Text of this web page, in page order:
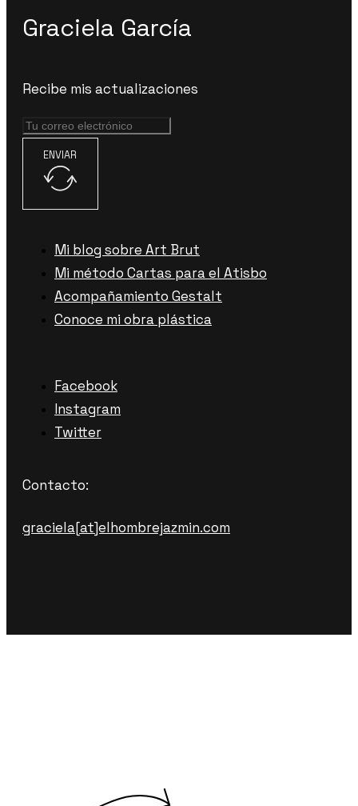
Graciela García
Recibe mis actualizaciones
ENVIAR
Mi blog sobre Art Brut
Mi método Cartas para el Atisbo
Acompañamiento Gestalt
Conoce mi obra plástica
Facebook
Instagram
Twitter
Contacto:
graciela[at]elhombrejazmin.com